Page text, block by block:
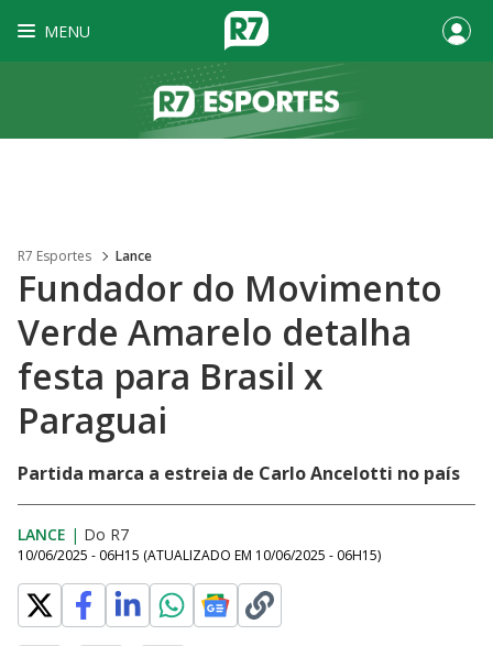
MENU
R7 Esportes Lance
Fundador do Movimento
Verde Amarelo detalha
festa para Brasil x
Paraguai
Partida marca a estreia de Carlo Ancelotti no país
LANCE | Do R7
10/06/2025 - 06H15 (ATUALIZADO EM 10/06/2025 - 06H15)